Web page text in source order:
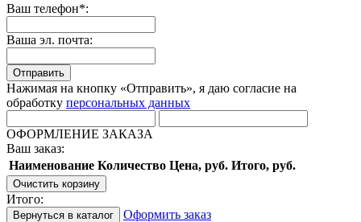
Ваш телефон*:
Ваша эл. почта:
Отправить
Нажимая на кнопку «Отправить», я даю согласие на
обработку персональных данных
ОФОРМЛЕНИЕ ЗАКАЗА
Ваш заказ:
Наименование Количество Цена, руб. Итого, руб.
Очистить корзину
Итого:
Вернуться в каталог
Оформить заказ